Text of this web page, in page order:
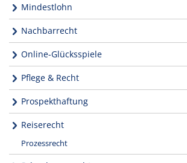
Mindestlohn
Nachbarrecht
Online-Glücksspiele
Pflege & Recht
Prospekthaftung
Reiserecht
Prozessrecht